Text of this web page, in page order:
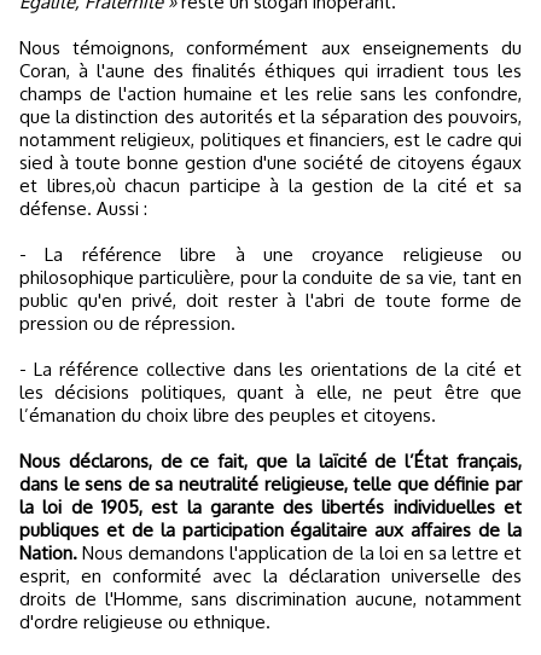
Nous témoignons, conformément aux enseignements du
Coran, à l'aune des finalités éthiques qui irradient tous les
champs de l'action humaine et les relie sans les confondre,
que la distinction des autorités et la séparation des pouvoirs,
notamment religieux, politiques et financiers, est le cadre qui
sied à toute bonne gestion d'une société de citoyens égaux
et libres,où chacun participe à la gestion de la cité et sa
défense. Aussi :
- La référence libre à une croyance religieuse ou
philosophique particulière, pour la conduite de sa vie, tant en
public qu'en privé, doit rester à l'abri de toute forme de
pression ou de répression.
- La référence collective dans les orientations de la cité et
les décisions politiques, quant à elle, ne peut être que
l’émanation du choix libre des peuples et citoyens.
Nous déclarons, de ce fait, que la laïcité de l’État français,
dans le sens de sa neutralité religieuse, telle que définie par
la loi de 1905, est la garante des libertés individuelles et
publiques et de la participation égalitaire aux affaires de la
Nation. Nous demandons l'application de la loi en sa lettre et
esprit, en conformité avec la déclaration universelle des
droits de l'Homme, sans discrimination aucune, notamment
d'ordre religieuse ou ethnique.